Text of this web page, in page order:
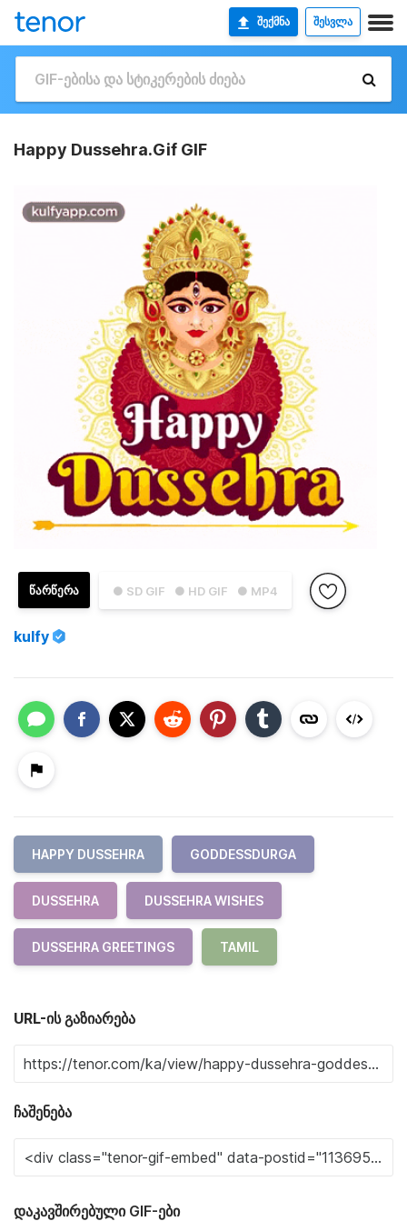
ᲨᲔᲥᲛᲜᲐ ᲨᲔᲡᲕᲚᲐ
Happy Dussehra.Gif GIF
● SD GIF ● HD GIF ● MP4
ᲬᲐᲠᲬᲔᲠᲐ
kulfy
HAPPY DUSSEHRA GODDESSDURGA
DUSSEHRA DUSSEHRA WISHES
DUSSEHRA GREETINGS TAMIL
URL-ის გაზიარება
ჩაშენება
დაკავშირებული GIF-ები